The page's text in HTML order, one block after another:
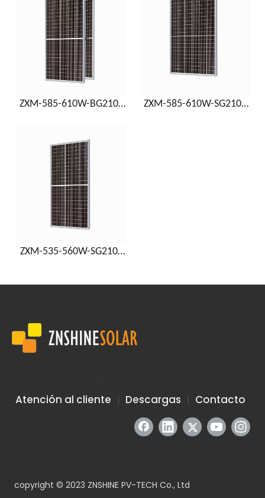
ZXM-585-610W-BG210-
ZXM-585-610W-SG210-
ZXM-535-560W-SG210-
Atención al cliente | Descargas | Contacto
copyright © 2023 ZNSHINE PV-TECH Co., Ltd